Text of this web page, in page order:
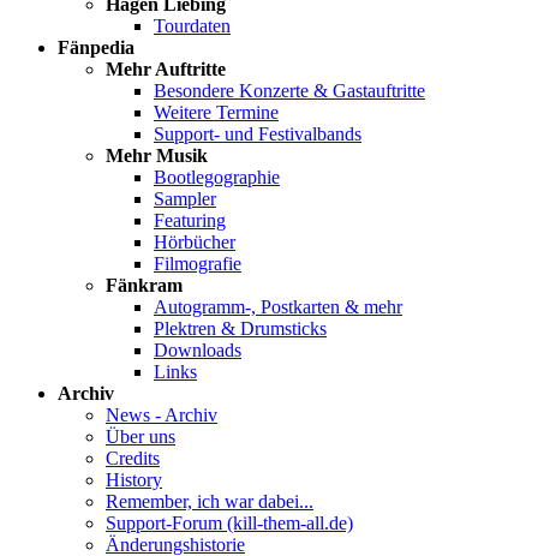
Hagen Liebing
Tourdaten
Fänpedia
Mehr Auftritte
Besondere Konzerte & Gastauftritte
Weitere Termine
Support- und Festivalbands
Mehr Musik
Bootlegographie
Sampler
Featuring
Hörbücher
Filmografie
Fänkram
Autogramm-, Postkarten & mehr
Plektren & Drumsticks
Downloads
Links
Archiv
News - Archiv
Über uns
Credits
History
Remember, ich war dabei...
Support-Forum (kill-them-all.de)
Änderungshistorie